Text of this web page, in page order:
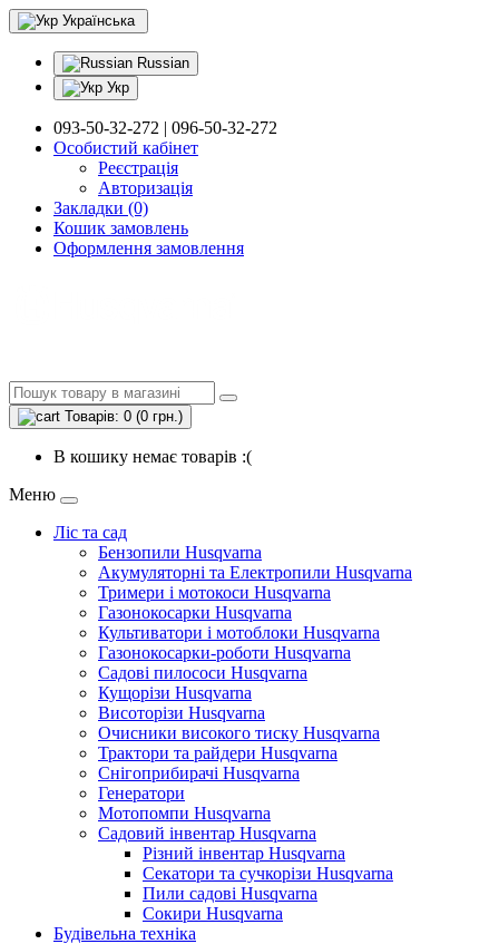
Українська
Russian
Укр
093-50-32-272 | 096-50-32-272
Особистий кабінет
Реєстрація
Авторизація
Закладки (0)
Кошик замовлень
Оформлення замовлення
Товарів: 0 (0 грн.)
В кошику немає товарів :(
Меню
Ліс та сад
Бензопили Husqvarna
Акумуляторні та Електропили Husqvarna
Тримери і мотокоси Husqvarna
Газонокосарки Husqvarna
Культиватори і мотоблоки Husqvarna
Газонокосарки-роботи Husqvarna
Садові пилососи Husqvarna
Кущорізи Husqvarna
Висоторізи Husqvarna
Очисники високого тиску Husqvarna
Трактори та райдери Husqvarna
Снігоприбирачі Husqvarna
Генератори
Мотопомпи Husqvarna
Садовий інвентар Husqvarna
Різний інвентар Husqvarna
Секатори та сучкорізи Husqvarna
Пили садові Husqvarna
Сокири Husqvarna
Будівельна техніка